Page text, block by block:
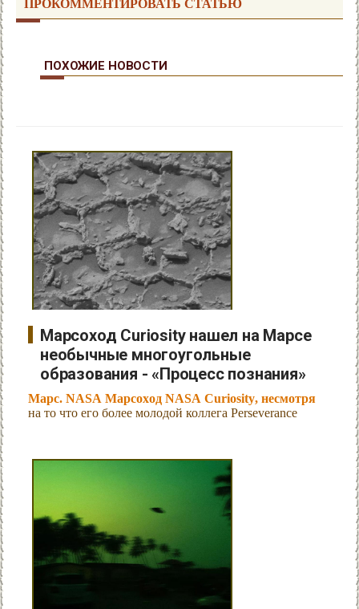
ПРОКОММЕНТИРОВАТЬ СТАТЬЮ
ПОХОЖИЕ НОВОСТИ
Марсоход Curiosity нашел на Марсе
необычные многоугольные
образования - «Процесс познания»
Марс. NASA Марсоход NASA Curiosity, несмотря
на то что его более молодой коллега Perseverance